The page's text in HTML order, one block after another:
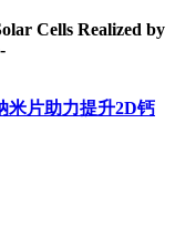
Cells Realized by
米片助力提升2D钙